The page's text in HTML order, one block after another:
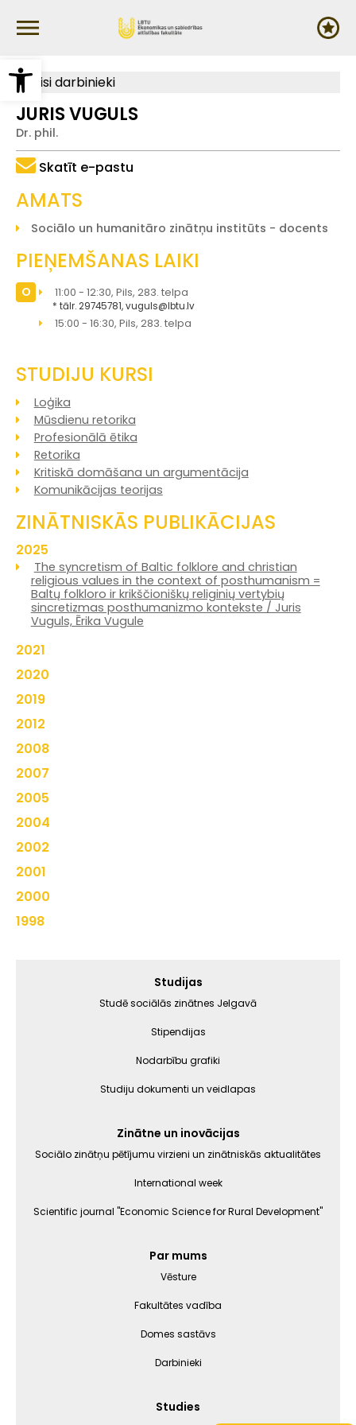
Open toolbar
galveno
Visi darbinieki
JURIS VUGULS
Dr. phil.
Skatīt e-pastu
AMATS
Sociālo un humanitāro zinātņu institūts - docents
PIEŅEMŠANAS LAIKI
O 11:00 - 12:30, Pils, 283. telpa
tālr. 29745781, vuguls@lbtu.lv
15:00 - 16:30, Pils, 283. telpa
STUDIJU KURSI
Loģika
Mūsdienu retorika
Profesionālā ētika
Retorika
Kritiskā domāšana un argumentācija
Komunikācijas teorijas
ZINĀTNISKĀS PUBLIKĀCIJAS
2025
The syncretism of Baltic folklore and christian
religious values in the context of posthumanism =
Baltų folkloro ir krikščioniškų religinių vertybių
sincretizmas posthumanizmo kontekste / Juris
Vuguls, Ērika Vugule
2021
2020
2019
2012
2008
2007
2005
2004
2002
2001
2000
1998
Studijas
Studē sociālās zinātnes Jelgavā
Stipendijas
Nodarbību grafiki
Studiju dokumenti un veidlapas
Zinātne un inovācijas
Sociālo zinātņu pētījumu virzieni un zinātniskās aktualitātes
International week
Scientific journal "Economic Science for Rural Development"
Par mums
Vēsture
Fakultātes vadība
Domes sastāvs
Darbinieki
Studies